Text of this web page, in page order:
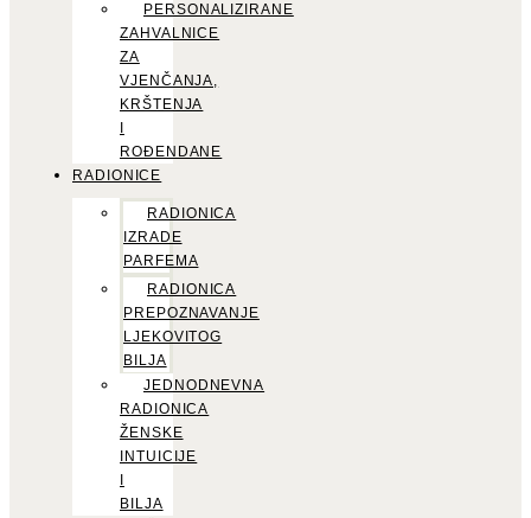
PERSONALIZIRANE
ZAHVALNICE
ZA
VJENČANJA,
KRŠTENJA
ROĐENDANE
RADIONICE
RADIONICA
IZRADE
PARFEMA
RADIONICA
PREPOZNAVANJE
LJEKOVITOG
BILJA
JEDNODNEVNA
RADIONICA
ŽENSKE
INTUICIJE
BILJA